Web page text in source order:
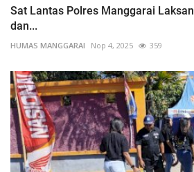
Sat Lantas Polres Manggarai
dan...
HUMAS MANGGARAI Nop 4, 2025 359